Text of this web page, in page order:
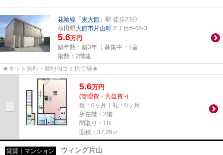
花輪線 「 東大館 」駅 徒歩23分
秋田県大館市片山町 ２丁目5-48-3
5.6万円
築年数：築3年 ｜募集中： 1室
階数：2階建
★ネット無料・敷地内ゴミ捨て場★
5.6万円
(管理費・共益費 -)
敷：0ヶ月｜礼：0ヶ月
所在階：2階
間取り：1R
面積：37.26㎡
賃貸｜マンション ウィング片山